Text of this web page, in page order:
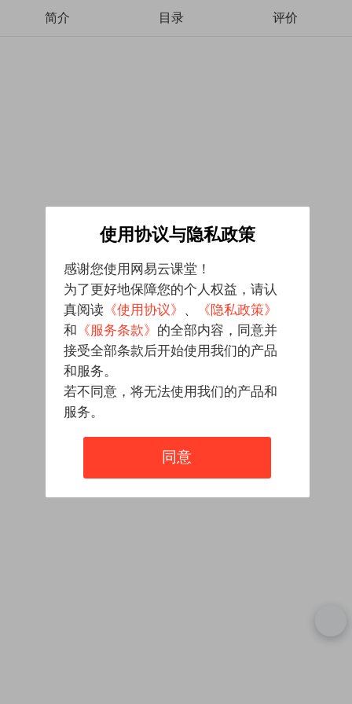
简介 目录 评价
使用协议与隐私政策
感谢您使用网易云课堂！
为了更好地保障您的个人权益，请认
真阅读 《使用协议》 、
《隐私政策》
和 《服务条款》 的全部内容，同意并
接受全部条款后开始使用我们的产品
和服务。
若不同意，将无法使用我们的产品和
服务。
同意